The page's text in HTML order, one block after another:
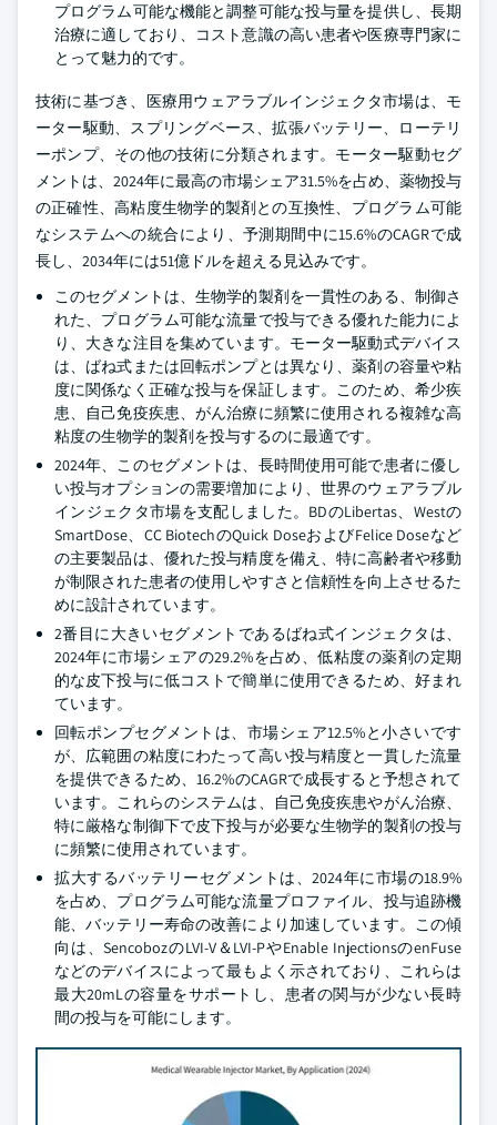
プログラム可能な機能と調整可能な投与量を提供し、長期
治療に適しており、コスト意識の高い患者や医療専門家に
とって魅力的です。
技術に基づき、医療用ウェアラブルインジェクタ市場は、モ
ーター駆動、スプリングベース、拡張バッテリー、ローテリ
ーポンプ、その他の技術に分類されます。モーター駆動セグ
メントは、2024年に最高の市場シェア31.5%を占め、薬物投与
の正確性、高粘度生物学的製剤との互換性、プログラム可能
なシステムへの統合により、予測期間中に15.6%のCAGRで成
長し、2034年には51億ドルを超える見込みです。
このセグメントは、生物学的製剤を一貫性のある、制御さ
れた、プログラム可能な流量で投与できる優れた能力によ
り、大きな注目を集めています。モーター駆動式デバイス
は、ばね式または回転ポンプとは異なり、薬剤の容量や粘
度に関係なく正確な投与を保証します。このため、希少疾
患、自己免疫疾患、がん治療に頻繁に使用される複雑な高
粘度の生物学的製剤を投与するのに最適です。
2024年、このセグメントは、長時間使用可能で患者に優し
い投与オプションの需要増加により、世界のウェアラブル
インジェクタ市場を支配しました。BDのLibertas、Westの
SmartDose、CC BiotechのQuick DoseおよびFelice Doseなど
の主要製品は、優れた投与精度を備え、特に高齢者や移動
が制限された患者の使用しやすさと信頼性を向上させるた
めに設計されています。
2番目に大きいセグメントであるばね式インジェクタは、
2024年に市場シェアの29.2%を占め、低粘度の薬剤の定期
的な皮下投与に低コストで簡単に使用できるため、好まれ
ています。
回転ポンプセグメントは、市場シェア12.5%と小さいです
が、広範囲の粘度にわたって高い投与精度と一貫した流量
を提供できるため、16.2%のCAGRで成長すると予想されて
います。これらのシステムは、自己免疫疾患やがん治療、
特に厳格な制御下で皮下投与が必要な生物学的製剤の投与
に頻繁に使用されています。
拡大するバッテリーセグメントは、2024年に市場の18.9%
を占め、プログラム可能な流量プロファイル、投与追跡機
能、バッテリー寿命の改善により加速しています。この傾
向は、SencobozのLVI-V＆LVI-PやEnable InjectionsのenFuse
などのデバイスによって最もよく示されており、これらは
最大20mLの容量をサポートし、患者の関与が少ない長時
間の投与を可能にします。